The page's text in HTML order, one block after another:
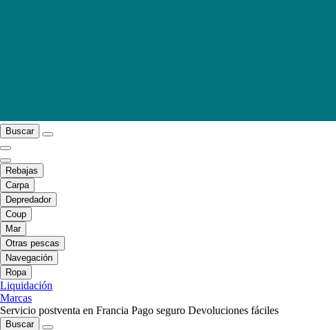
Buscar
Rebajas
Carpa
Depredador
Coup
Mar
Otras pescas
Navegación
Ropa
Liquidación
Marcas
Servicio postventa en Francia Pago seguro Devoluciones fáciles
Buscar